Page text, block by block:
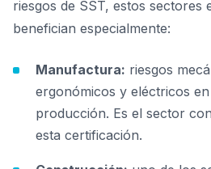
riesgos de SST, estos sectores
benefician especialmente:
Manufactura: riesgos
ergonómicos y eléctricos
producción. Es el sector
esta certificación.